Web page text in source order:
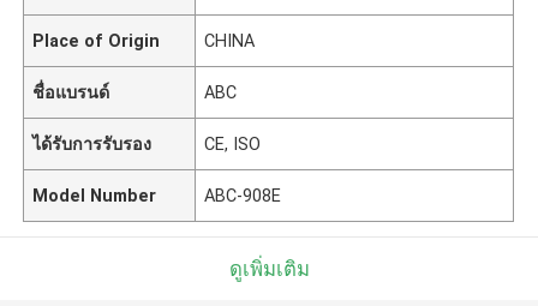
Place of Origin CHINA
ชื่อแบรนด์ ABC
ได้รับการรับรอง CE, ISO
Model Number ABC-908E
ดูเพิ่มเติม